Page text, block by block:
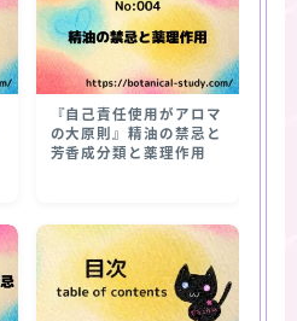
『自己責任使用がアロマ
の大原則』精油の禁忌と
芳香成分類と薬理作用